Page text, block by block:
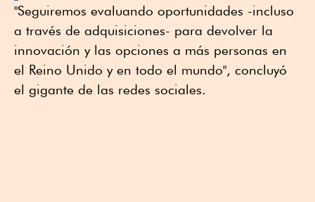
"Seguiremos evaluando oportunidades -incluso
a través de adquisiciones- para devolver la
innovación y las opciones a más personas en
el Reino Unido y en todo el mundo", concluyó
el gigante de las redes sociales.